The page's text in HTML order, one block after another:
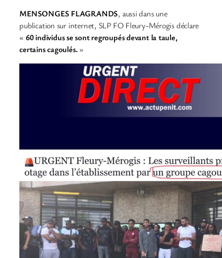
MENSONGES FLAGRANDS, aussi dans une
publication sur internet, SLP FO Fleury-Mérogis déclare
« 60 individus se sont regroupés devant la taule,
certains cagoulés.»